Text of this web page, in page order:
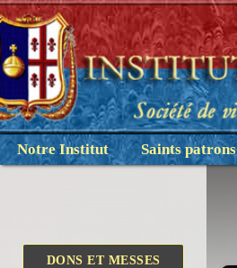
Notre Institut Saints patrons
DONS ET MESSES